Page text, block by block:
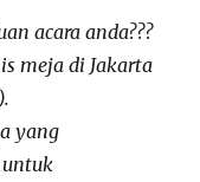
acara anda???
meja di Jakarta
yang
untuk